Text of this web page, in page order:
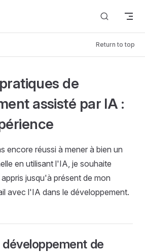
Return to top
de
assisté par IA :
encore réussi à mener à bien un
en utilisant l'IA, je souhaite
jusqu'à présent de mon
avec l'IA dans le développement.
de